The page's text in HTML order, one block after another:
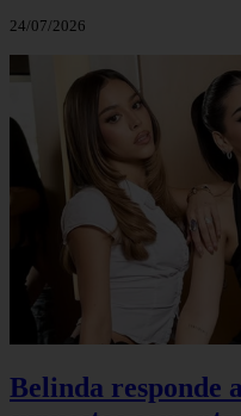
24/07/2026
Belinda responde